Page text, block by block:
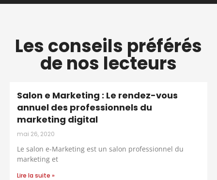
Les conseils préférés
de nos lecteurs
Salon e Marketing : Le rendez-vous
annuel des professionnels du
marketing digital
mai 26, 2020
Le salon e-Marketing est un salon professionnel du
marketing et
Lire la suite »